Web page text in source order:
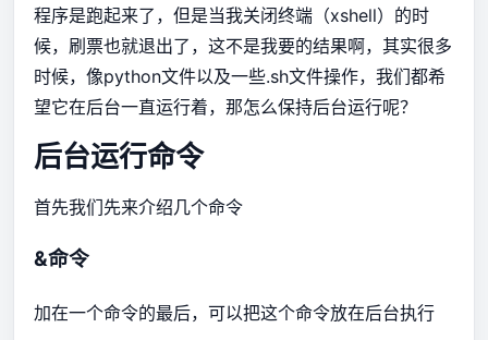
程序是跑起来了，但是当我关闭终端（xshell）的时
候，刷票也就退出了，这不是我要的结果啊，其实很多
时候，像python文件以及一些.sh文件操作，我们都希
望它在后台一直运行着，那怎么保持后台运行呢？
后台运行命令
首先我们先来介绍几个命令
&命令
加在一个命令的最后，可以把这个命令放在后台执行